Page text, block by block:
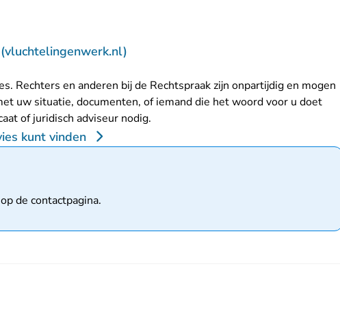
Rechters en anderen bij de Rechtspraak zijn onpartijdig en mogen
uw situatie, documenten, of iemand die het woord voor u doet
of juridisch adviseur nodig.
kunt vinden
de contactpagina.